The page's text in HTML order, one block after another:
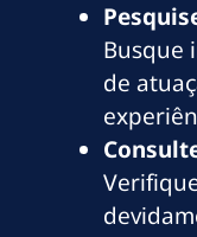
Busque
de